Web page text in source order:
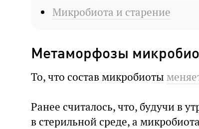
Микробиота и старение
Метаморфозы
То, что состав микробиоты
Ранее считалось, что, будучи в
в стерильной среде, а